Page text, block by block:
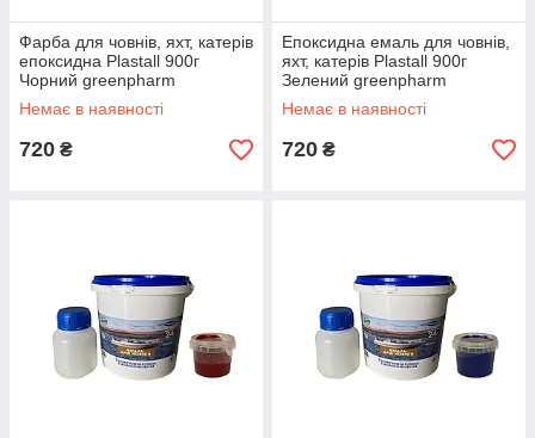
Фарба для човнів, яхт, катерів
епоксидна Plastall 900г
Чорний greenpharm
Немає в наявності
720 ₴
Епоксидна емаль для човнів,
яхт, катерів Plastall 900г
Зелений greenpharm
Немає в наявності
720 ₴